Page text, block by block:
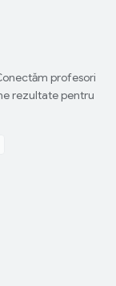
profesori
rezultate pentru